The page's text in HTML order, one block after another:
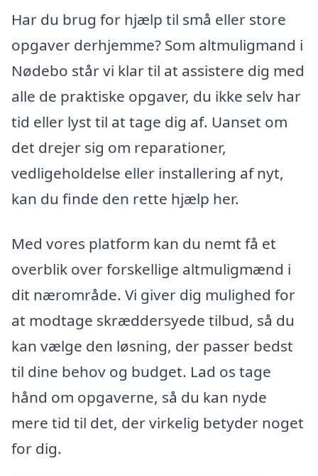
Har du brug for hjælp til små eller store
opgaver derhjemme? Som altmuligmand i
Nødebo står vi klar til at assistere dig med
alle de praktiske opgaver, du ikke selv har
tid eller lyst til at tage dig af. Uanset om
det drejer sig om reparationer,
vedligeholdelse eller installering af nyt,
kan du finde den rette hjælp her.
Med vores platform kan du nemt få et
overblik over forskellige altmuligmænd i
dit nærområde. Vi giver dig mulighed for
at modtage skræddersyede tilbud, så du
kan vælge den løsning, der passer bedst
til dine behov og budget. Lad os tage
hånd om opgaverne, så du kan nyde
mere tid til det, der virkelig betyder noget
for dig.